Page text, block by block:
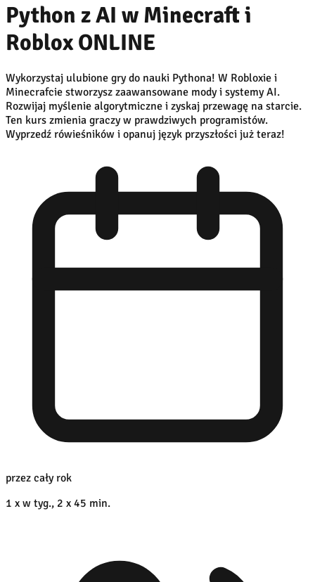
Python z AI w Minecraft i
Roblox ONLINE
Wykorzystaj ulubione gry do nauki Pythona! W Robloxie i
Minecrafcie stworzysz zaawansowane mody i systemy AI.
Rozwijaj myślenie algorytmiczne i zyskaj przewagę na starcie.
Ten kurs zmienia graczy w prawdziwych programistów.
Wyprzedź rówieśników i opanuj język przyszłości już teraz!
przez cały rok
1 x w tyg., 2 x 45 min.